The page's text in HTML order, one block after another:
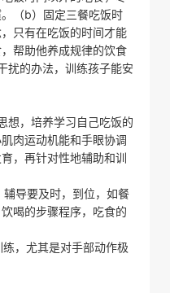
（b）固定三餐吃饭时
只有在吃饭的时间才能
帮助他养成规律的饮食
扰的办法，训练孩子能安
，培养学习自己吃饭的
肉运动机能和手眼协调
，再针对性地辅助和训
要及时，到位，如餐
喝的步骤程序，吃食的
尤其是对手部动作极